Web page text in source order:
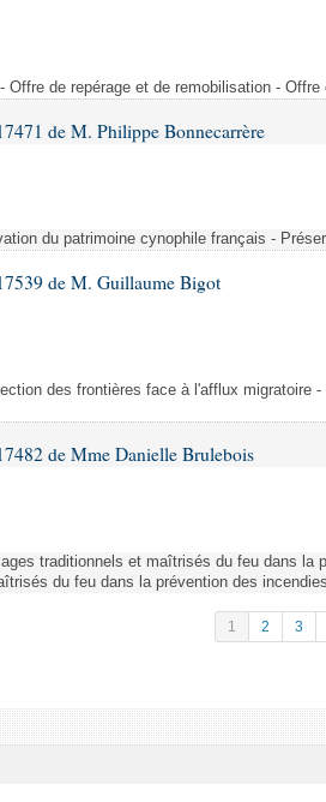
Offre de repérage et de remobilisation -
de M. Philippe Bonnecarrère
du patrimoine cynophile français -
de M. Guillaume Bigot
des frontières face à l'afflux migratoire
de Mme Danielle Brulebois
traditionnels et maîtrisés du feu dans la
du feu dans la prévention des
1 2 3